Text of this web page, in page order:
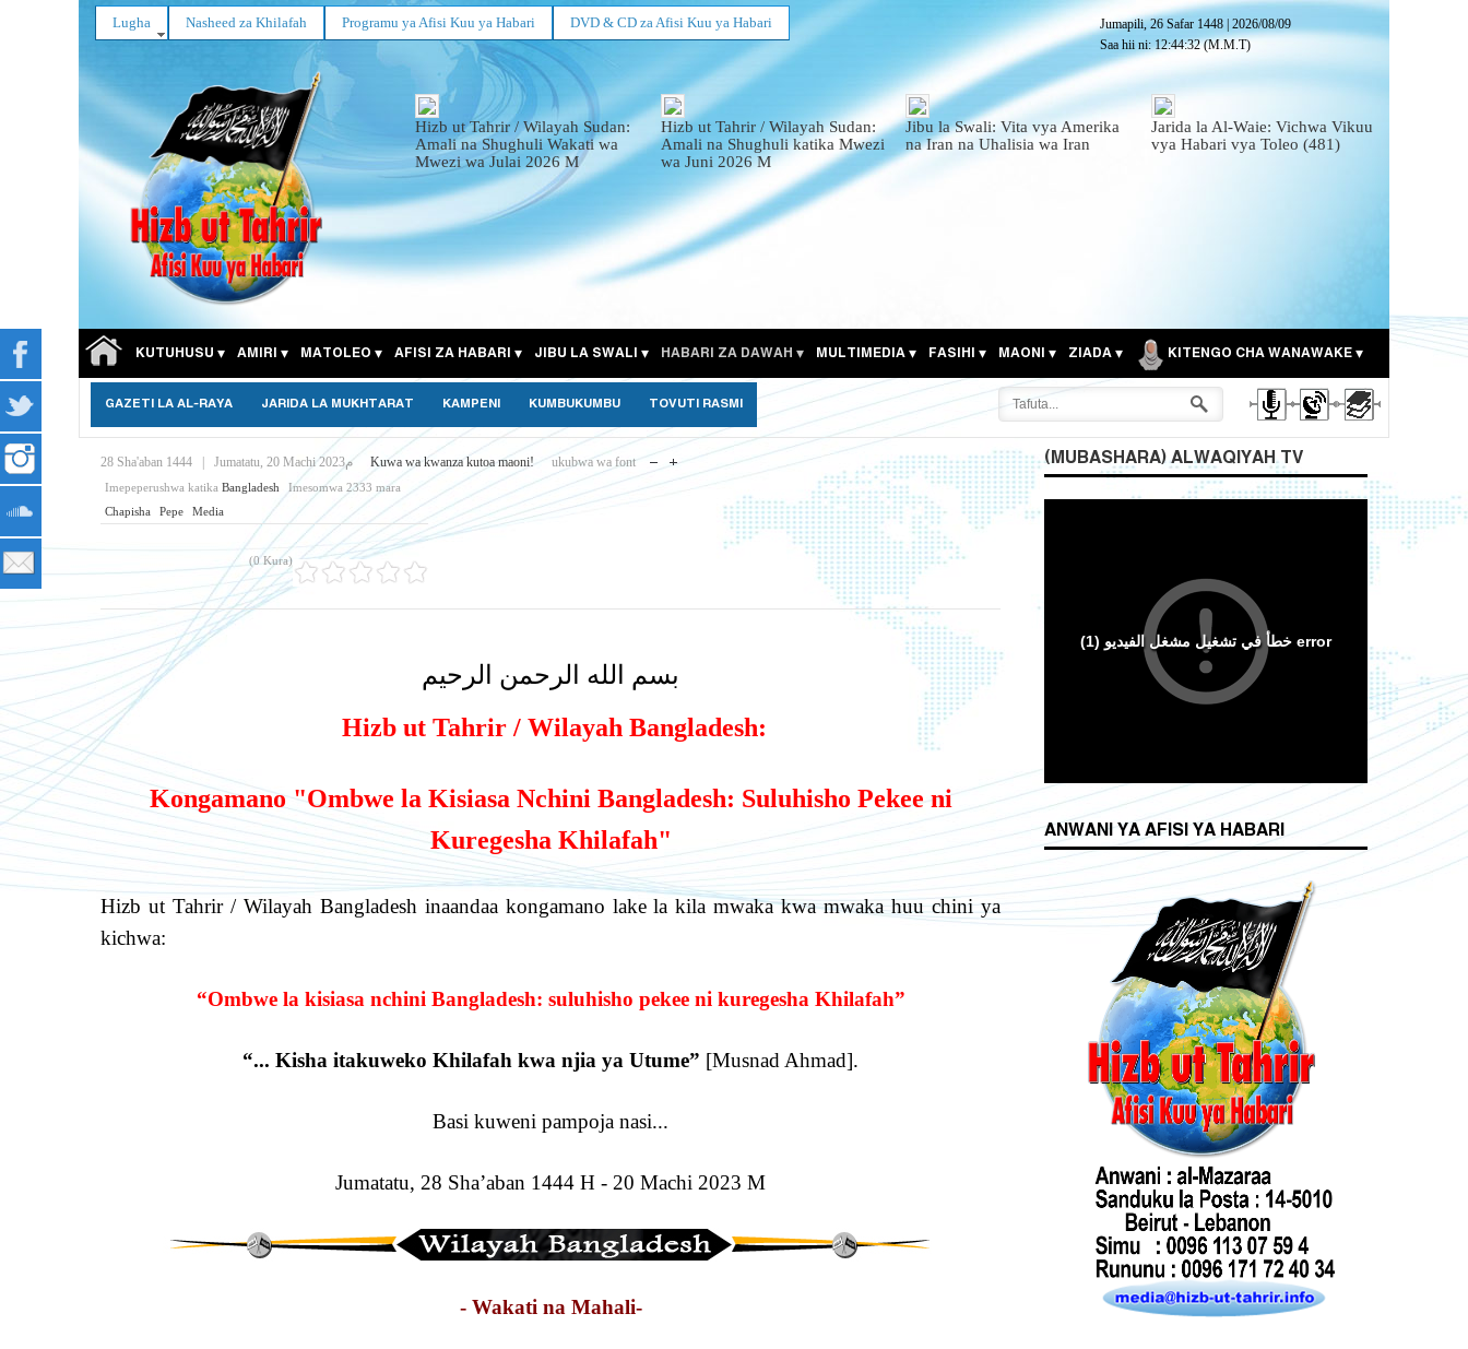
Jumapili, 26 Safar 1448 2026/08/09
Saa hii ni:12:44:34(M.M.T)
Lugha Nasheed za Khilafah Programu ya Afisi Kuu ya Habari DVD & CD za Afisi Kuu ya Habari
Hizb ut Tahrir / Wilayah Sudan:
Amali na Shughuli Wakati wa
Mwezi wa Julai 2026 M
Hizb ut Tahrir / Wilayah Sudan:
Amali na Shughuli katika Mwezi
wa Juni 2026 M
Jibu la Swali: Vita vya Amerika
na Iran na Uhalisia wa Iran
Jarida la Al-Waie: Vichwa Vikuu
vya Habari vya Toleo (481)
KUTUHUSU AMIRI MATOLEO AFISI ZA HABARI JIBU LA SWALI HABARI ZA DAWAH MULTIMEDIA FASIHI MAONI ZIADA KITENGO CHA WANAWAKE
GAZETI LA AL-RAYA JARIDA LA MUKHTARAT KAMPENI KUMBUKUMBU TOVUTI RASMI
28 Sha'aban 1444 Jumatatu, 20 Machi 2023م Kuwa wa kwanza kutoa maoni! ukubwa wa font
Imepeperushwa katika Bangladesh
Imesomwa 2333 mara
Chapisha
Pepe Media
(0 Kura)
بسم الله الرحمن الرحيم
Hizb ut Tahrir / Wilayah Bangladesh:
Kongamano "Ombwe la Kisiasa Nchini Bangladesh: Suluhisho Pekee ni
Kuregesha Khilafah"
Hizb ut Tahrir / Wilayah Bangladesh inaandaa kongamano lake la kila mwaka kwa mwaka huu chini ya
kichwa:
“Ombwe la kisiasa nchini Bangladesh: suluhisho pekee ni kuregesha Khilafah”
“... Kisha itakuweko Khilafah kwa njia ya Utume” [Musnad Ahmad].
Basi kuweni pampoja nasi...
Jumatatu, 28 Sha’aban 1444 H - 20 Machi 2023 M
- Wakati na Mahali-
(MUBASHARA) ALWAQIYAH TV
ANWANI YA AFISI YA HABARI